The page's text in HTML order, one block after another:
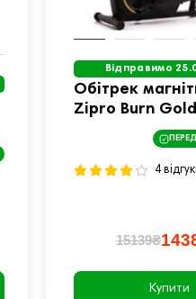
Відправимо
Обітрек
Zipro Burn
4
15139₴
Купити